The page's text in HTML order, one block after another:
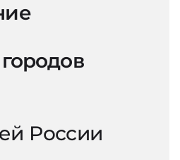
России